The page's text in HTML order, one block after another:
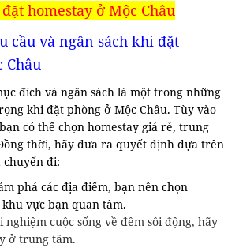
homestay ở Mộc Châu
cầu và ngân sách khi đặt
Châu
đích và ngân sách là một trong những
khi đặt phòng ở Mộc Châu. Tùy vào
có thể chọn homestay giá rẻ, trung
thời, hãy đưa ra quyết định dựa trên
chuyến đi:
phá các địa điểm, bạn nên chọn
vực bạn quan tâm.
cuộc sống về đêm sôi động, hãy
ở trung tâm.